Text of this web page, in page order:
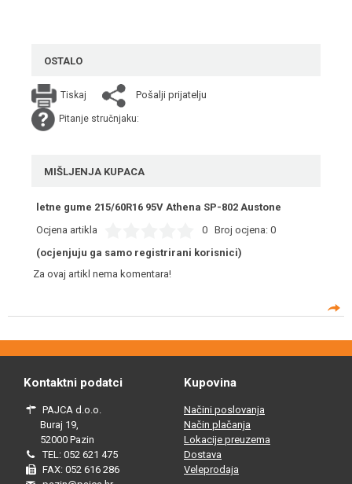
OSTALO
Tiskaj Pošalji prijatelju
Pitanje stručnjaku:
MIŠLJENJA KUPACA
letne gume 215/60R16 95V Athena SP-802 Austone
Ocjena artikla
0 Broj ocjena: 0
(ocjenjuju ga samo registrirani korisnici)
Za ovaj artikl nema komentara!
Kontaktni podatci
PAJCA d.o.o.
Buraj 19,
52000 Pazin
TEL: 052 621 475
FAX: 052 616 286
Kupovina
Načini poslovanja
Način plačanja
Lokacije preuzema
Dostava
Veleprodaja